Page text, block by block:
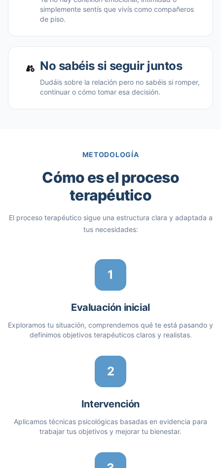
simplemente sentís que vivís como compañeros
de piso.
No sabéis si seguir juntos
Dudáis sobre la relación pero no sabéis si romper,
continuar o cómo tomar esa decisión.
METODOLOGÍA
Cómo es el proceso
terapéutico
El proceso terapéutico sigue una estructura clara y adaptada a
tus necesidades:
1
Evaluación inicial
Exploramos tu situación, comprendemos qué te está pasando y
definimos objetivos terapéuticos claros y realistas.
2
Intervención
Aplicamos técnicas psicológicas basadas en evidencia para
trabajar tus objetivos y mejorar tu bienestar.